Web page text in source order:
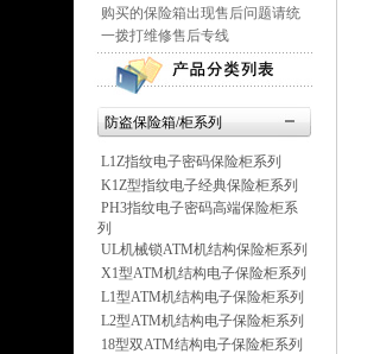
购买的保险箱出现售后问题请统
一拨打维修售后专线
防盗保险箱/柜系列
L1Z指纹电子密码保险柜系列
K1Z型指纹电子经典保险柜系列
PH3指纹电子密码高端保险柜系
列
UL机械锁ATM机结构保险柜系列
X1型ATM机结构电子保险柜系列
L1型ATM机结构电子保险柜系列
L2型ATM机结构电子保险柜系列
18型双ATM结构电子保险柜系列